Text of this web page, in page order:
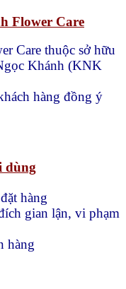
Flower Care
Care thuộc sở hữu
Khánh (KNK
hàng đồng ý
dùng
hàng
gian lận, vi phạm
hàng